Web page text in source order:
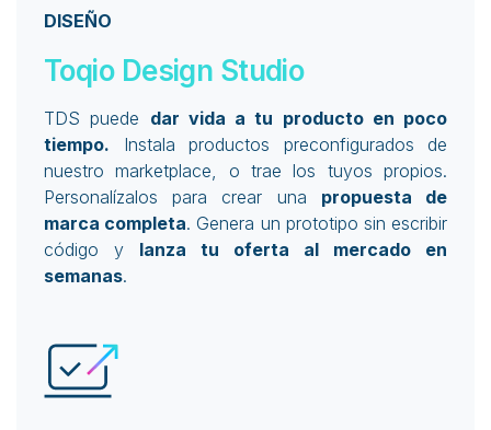
DISEÑO
Toqio Design Studio
TDS puede dar vida a tu producto en poco
tiempo. Instala productos preconfigurados de
nuestromarketplace , o trae los tuyos propios.
Personalízalos para crear una propuesta de
marca completa. Genera un prototipo sin escribir
código y lanza tu oferta al mercado en
semanas.